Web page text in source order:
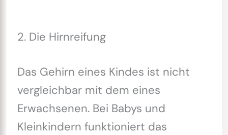
2. Die Hirnreifung
Das Gehirn eines Kindes ist nicht
vergleichbar mit dem eines
Erwachsenen. Bei Babys und
Kleinkindern funktioniert das